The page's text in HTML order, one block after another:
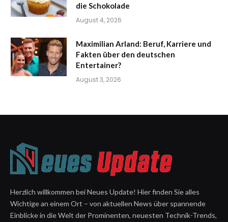
die Schokolade
August 4, 2026
Maximilian Arland: Beruf, Karriere und
Fakten über den deutschen
Entertainer?
August 3, 2026
Herzlich willkommen bei Neues Update! Hier finden Sie alles
Wichtige an einem Ort – von aktuellen News über spannende
Einblicke in die Welt der Prominenten, neuesten Technik-Trends,